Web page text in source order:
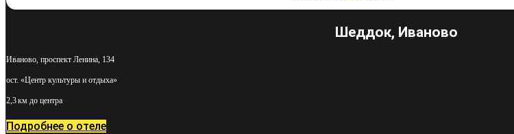
Шеддок, Иваново
Иваново, проспект Ленина, 134
ост. «Центр культуры и отдыха»
2,3 км до центра
Подробнее о отеле